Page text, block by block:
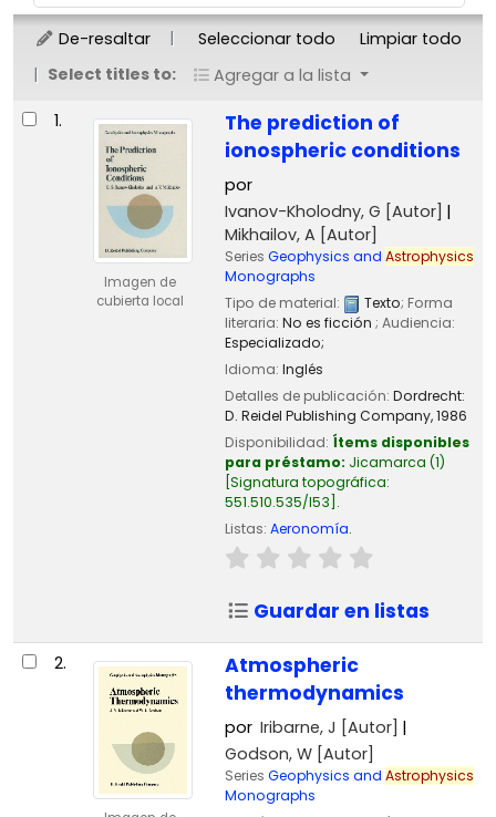
De-resaltar Seleccionar todo
Limpiar todo
Select titles to:
Agregar a la lista
Resultados
1.
Imagen de
cubierta local
The prediction of
ionospheric conditions
por
Ivanov-Kholodny, G [Autor]
Mikhailov, A [Autor]
Series Geophysics and Astrophysics
Monographs
Tipo de material:
Texto; Forma
literaria: No es ficción ; Audiencia:
Especializado;
Idioma: Inglés
Detalles de publicación: Dordrecht:
D. Reidel Publishing Company,1986
Disponibilidad: Ítems disponibles
para préstamo: Jicamarca (1)
Signatura topográfica:
551.510.535/I53 .
Listas: Aeronomía.
Guardar en listas
2.
Atmospheric
thermodynamics
por Iribarne, J [Autor]
Godson, W[Autor]
Series Geophysics and Astrophysics
Monographs